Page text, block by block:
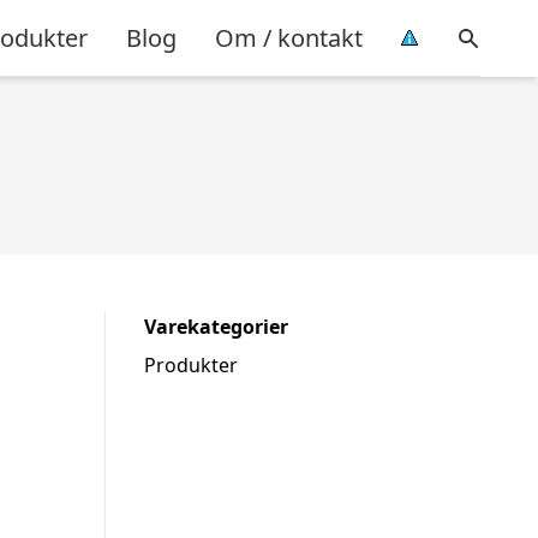
Blog Om / kontakt
Varekategorier
Produkter